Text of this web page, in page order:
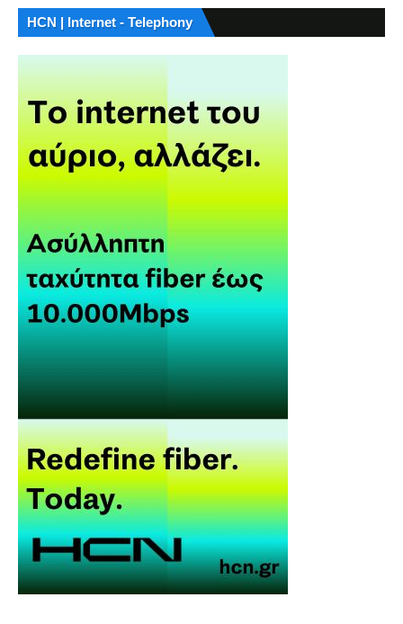
HCN | Internet - Telephony